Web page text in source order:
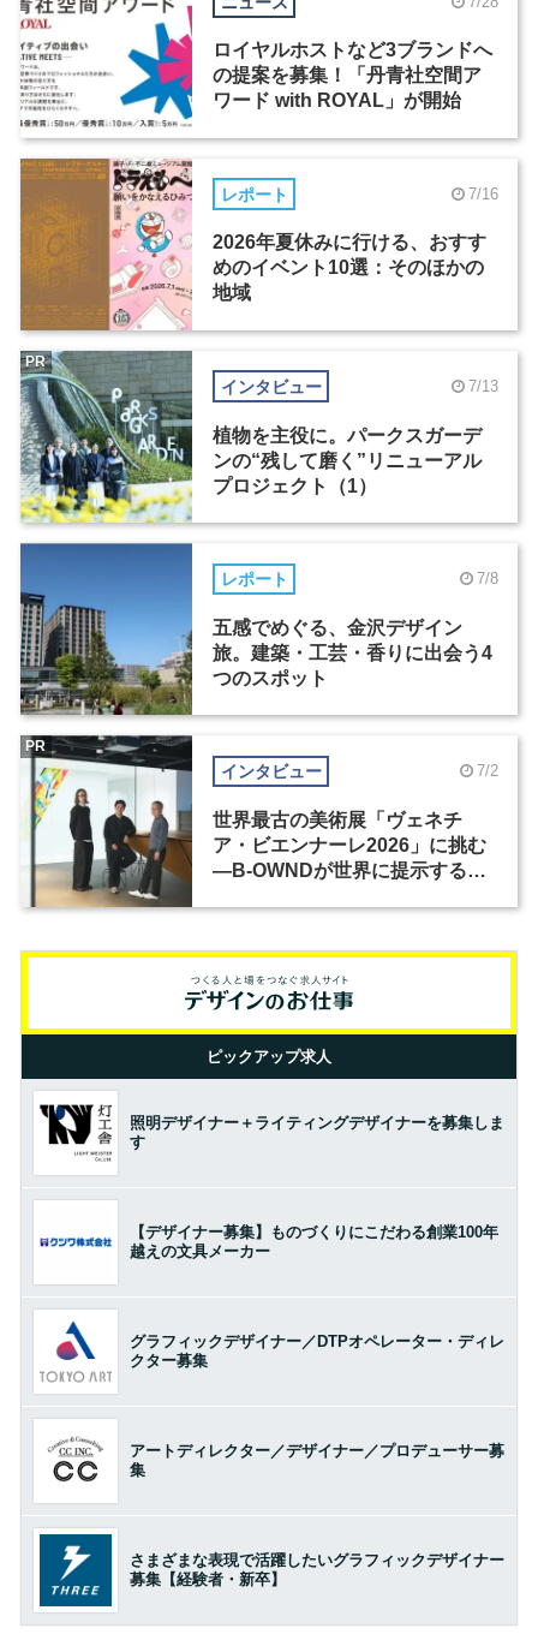
ロイヤルホストなど3ブランドへ
の提案を募集！「丹青社空間ア
ワード with ROYAL」が開始
レポート 7/16
2026年夏休みに行ける、おすす
めのイベント10選：そのほかの
地域
インタビュー 7/13
植物を主役に。パークスガーデ
ンの“残して磨く”リニューアル
プロジェクト（1）
PR
レポート 7/8
五感でめぐる、金沢デザイン
旅。建築・工芸・香りに出会う4
つのスポット
インタビュー 7/2
世界最古の美術展「ヴェネチ
ア・ビエンナーレ2026」に挑む
―B-OWNDが世界に提示する美
PR
ピックアップ求人
照明デザイナー＋ライティングデザイナーを募集しま
す
【デザイナー募集】ものづくりにこだわる創業100年
越えの文具メーカー
グラフィックデザイナー／DTPオペレーター・ディレ
クター募集
アートディレクター／デザイナー／プロデューサー募
集
さまざまな表現で活躍したいグラフィックデザイナー
募集【経験者・新卒】